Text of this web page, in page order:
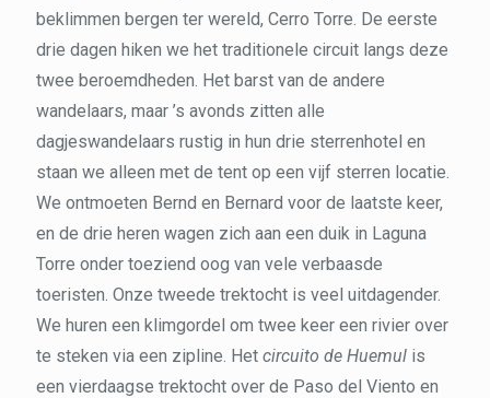
beklimmen bergen ter wereld, Cerro Torre. De eerste
drie dagen hiken we het traditionele circuit langs deze
twee beroemdheden. Het barst van de andere
wandelaars, maar ’s avonds zitten alle
dagjeswandelaars rustig in hun drie sterrenhotel en
staan we alleen met de tent op een vijf sterren locatie.
We ontmoeten Bernd en Bernard voor de laatste keer,
en de drie heren wagen zich aan een duik in Laguna
Torre onder toeziend oog van vele verbaasde
toeristen. Onze tweede trektocht is veel uitdagender.
We huren een klimgordel om twee keer een rivier over
te steken via een zipline. Het circuito de Huemul is
een vierdaagse trektocht over de Paso del Viento en